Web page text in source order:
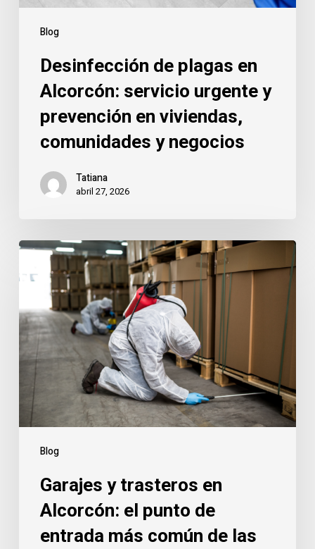
Blog
en
viviendas,
negocios
Desinfección de plagas en
Alcorcón: servicio urgente y
prevención en viviendas,
comunidades y negocios
Tatiana
abril 27, 2026
Blog
Garajes
trasteros
en
Alcorcón:
punto
entrada
más
común
plagas
Garajes y trasteros en
Alcorcón: el punto de
entrada más común de las